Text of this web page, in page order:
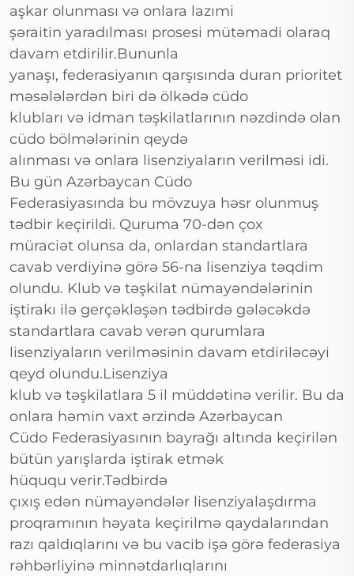
aşkar olunması və onlara lazımi
şəraitin yaradılması prosesi mütəmadi olaraq
davam etdirilir.Bununla
yanaşı, federasiyanın qarşısında duran prioritet
məsələlərdən biri də ölkədə cüdo
klubları və idman təşkilatlarının nəzdində olan
cüdo bölmələrinin qeydə
alınması və onlara lisenziyaların verilməsi idi.
Bu gün Azərbaycan Cüdo
Federasiyasında bu mövzuya həsr olunmuş
tədbir keçirildi. Quruma 70-dən çox
müraciət olunsa da, onlardan standartlara
cavab verdiyinə görə 56-na lisenziya təqdim
olundu. Klub və təşkilat nümayəndələrinin
iştirakı ilə gerçəkləşən tədbirdə gələcəkdə
standartlara cavab verən qurumlara
lisenziyaların verilməsinin davam etdiriləcəyi
qeyd olundu.Lisenziya
klub və təşkilatlara 5 il müddətinə verilir. Bu da
onlara həmin vaxt ərzində Azərbaycan
Cüdo Federasiyasının bayrağı altında keçirilən
bütün yarışlarda iştirak etmək
hüququ verir.Tədbirdə
çıxış edən nümayəndələr lisenziyalaşdırma
proqramının həyata keçirilmə qaydalarından
razı qaldıqlarını və bu vacib işə görə federasiya
rəhbərliyinə minnətdarlıqlarını